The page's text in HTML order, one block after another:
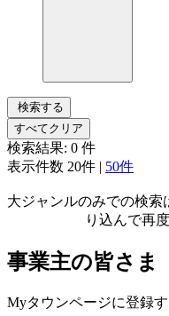
検索する
すべてクリア
検索結果: 0 件
表示件数 20件 | 50件
大ジャンルのみでの検索
り込んで再
事業主の皆さま
Myタウンページに登録す